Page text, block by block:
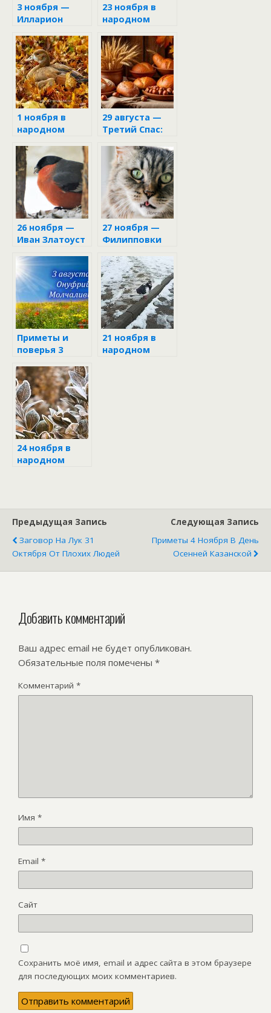
3 ноября —
Илларион
23 ноября в
народном
1 ноября в
народном
29 августа —
Третий Спас:
орехового
гадания и
древние
секреты
богатства
26 ноября —
Иван Златоуст
27 ноября —
Филипповки
Приметы и
поверья 3
21 ноября в
народном
24 ноября в
народном
Предыдущая Запись
Заговор На Лук 31
Октября От Плохих Людей
Следующая Запись
Приметы 4 Ноября В День
Осенней Казанской
Добавить комментарий
Ваш адрес email не будет опубликован.
Обязательные поля помечены *
Комментарий *
Имя *
Email *
Сайт
Сохранить моё имя, email и адрес сайта в этом браузере
для последующих моих комментариев.